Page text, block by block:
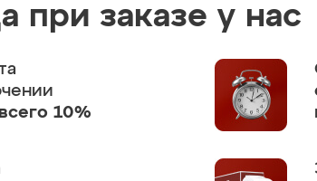
при заказе у нас
всего 10%